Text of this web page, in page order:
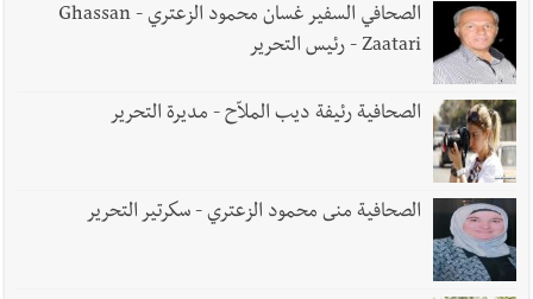
الصحافي السفير غسان محمود الزعتري - Ghassan
Zaatari - رئيس التحرير
الصحافية رئيفة ديب الملاّح - مديرة التحرير
الصحافية منى محمود الزعتري - سكرتير التحرير